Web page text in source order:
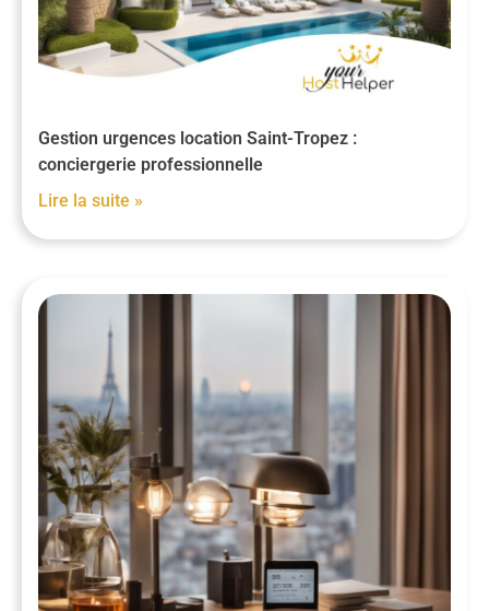
Gestion urgences location Saint-Tropez :
conciergerie professionnelle
Lire la suite »